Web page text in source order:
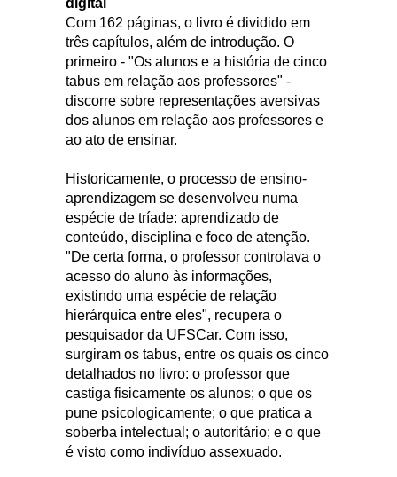
Com 162 páginas, o livro é dividido em
três capítulos, além de introdução. O
primeiro - "Os alunos e a história de cinco
tabus em relação aos professores" -
discorre sobre representações aversivas
dos alunos em relação aos professores e
ao ato de ensinar.
Historicamente, o processo de ensino-
aprendizagem se desenvolveu numa
espécie de tríade: aprendizado de
conteúdo, disciplina e foco de atenção.
"De certa forma, o professor controlava o
acesso do aluno às informações,
existindo uma espécie de relação
hierárquica entre eles", recupera o
pesquisador da UFSCar. Com isso,
surgiram os tabus, entre os quais os cinco
detalhados no livro: o professor que
castiga fisicamente os alunos; o que os
pune psicologicamente; o que pratica a
soberba intelectual; o autoritário; e o que
é visto como indivíduo assexuado.